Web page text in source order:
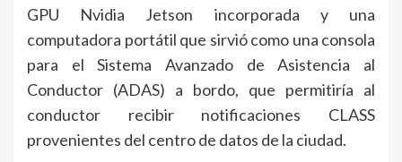
GPU Nvidia Jetson incorporada y una
computadora portátil que sirvió como una consola
para el Sistema Avanzado de Asistencia al
Conductor (ADAS) a bordo, que permitiría al
conductor recibir notificaciones CLASS
provenientes del centro de datos de la ciudad.